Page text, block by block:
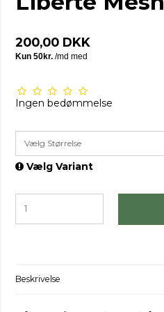
200,00 DKK
Ingen bedømmelse
Vælg Størrelse
Vælg Variant
Beskrivelse